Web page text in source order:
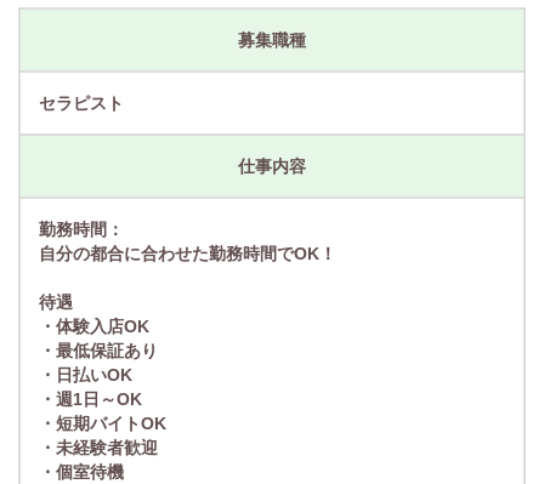
募集職種
セラピスト
仕事内容
勤務時間：
自分の都合に合わせた勤務時間でOK！
待遇
・体験入店OK
・最低保証あり
・日払いOK
・週1日～OK
・短期バイトOK
・未経験者歓迎
・個室待機